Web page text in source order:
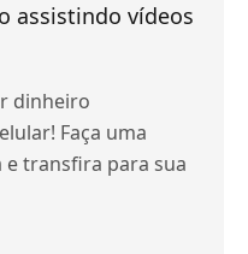
assistindo vídeos
dinheiro
Faça uma
transfira para sua